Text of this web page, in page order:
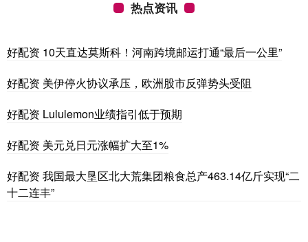
热点资讯
好配资 10天直达莫斯科！河南跨境邮运打通“最后一公里”
好配资 美伊停火协议承压，欧洲股市反弹势头受阻
好配资 Lululemon业绩指引低于预期
好配资 美元兑日元涨幅扩大至1%
好配资 我国最大垦区北大荒集团粮食总产463.14亿斤实现“二
十二连丰”